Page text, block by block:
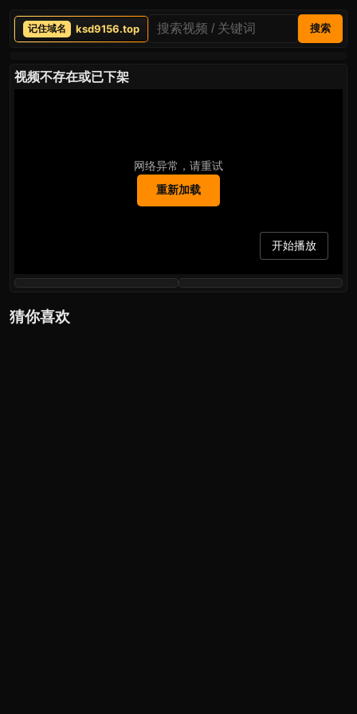
ksd9156.top 搜索
视频不存在或已下架
网络异常，请重试
重新加载
开始播放
猜你喜欢